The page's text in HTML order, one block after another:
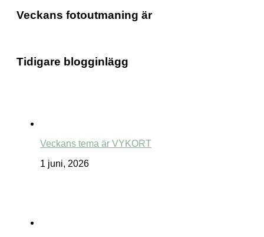
Veckans fotoutmaning är
Tidigare blogginlägg
Veckans tema är VYKORT
1 juni, 2026